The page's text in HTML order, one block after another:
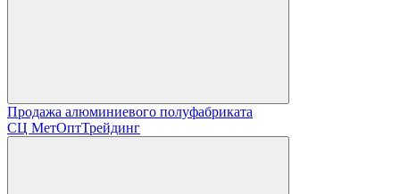
Продажа алюминиевого полуфабриката
СЦ МетОптТрейдинг